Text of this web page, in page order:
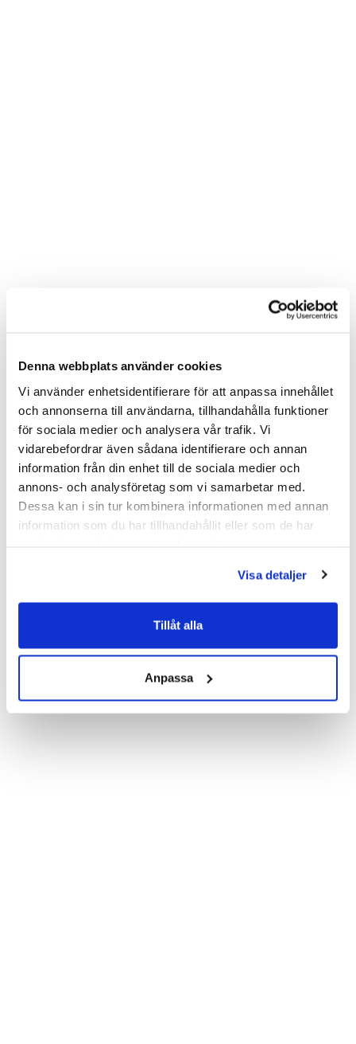
Denna webbplats använder cookies
Vi använder enhetsidentifierare för att anpassa innehållet
och annonserna till användarna, tillhandahålla funktioner
för sociala medier och analysera vår trafik. Vi
vidarebefordrar även sådana identifierare och annan
information från din enhet till de sociala medier och
annons- och analysföretag som vi samarbetar med.
Dessa kan i sin tur kombinera informationen med annan
information som du har tillhandahållit eller som de har
Visa detaljer
Tillåt alla
Anpassa